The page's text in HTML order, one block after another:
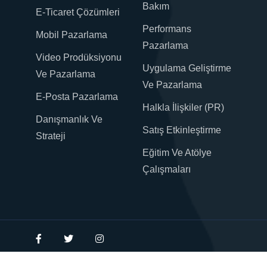
E-Ticaret Çözümleri
Mobil Pazarlama
Video Prodüksiyonu
Ve Pazarlama
E-Posta Pazarlama
Danışmanlık Ve
Strateji
Bakım
Performans
Pazarlama
Uygulama Geliştirme
Ve Pazarlama
Halkla İlişkiler (PR)
Satış Etkinleştirme
Eğitim Ve Atölye
Çalışmaları